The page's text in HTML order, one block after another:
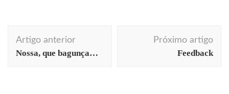
de
Artigo anterior
Nossa, que bagunça…
Próximo artigo
Feedback